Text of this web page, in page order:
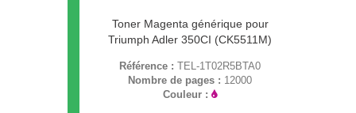
Toner Magenta générique pour
Triumph Adler 350CI (CK5511M)
Référence : TEL-1T02R5BTA0
Nombre de pages : 12000
Couleur :